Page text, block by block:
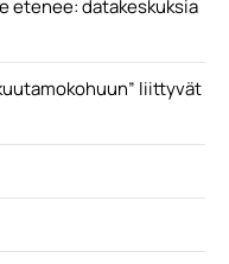
etenee: datakeskuksia
liittyvät